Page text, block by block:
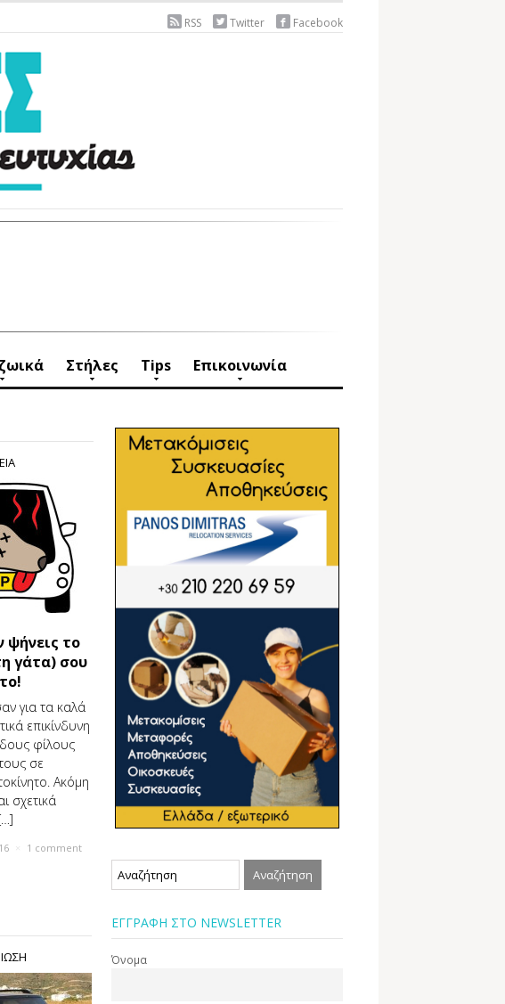
RSS Twitter Facebook
Στήλες Tips Επικοινωνία
ψήνεις το
γάτα) σου
για τα καλά
επικίνδυνη
φίλους
σε
Ακόμη
σχετικά
1 comment
ΕΓΓΡΑΦΗ ΣΤΟ NEWSLETTER
Όνομα